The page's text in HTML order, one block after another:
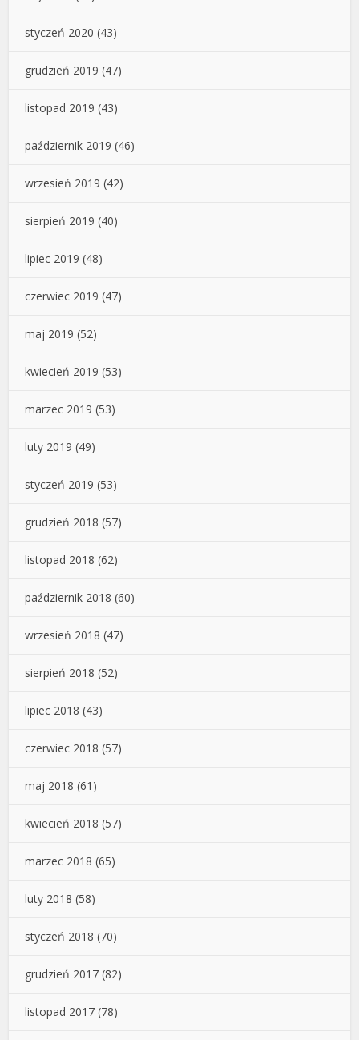
styczeń 2020 (43)
grudzień 2019 (47)
listopad 2019 (43)
październik 2019 (46)
wrzesień 2019 (42)
sierpień 2019 (40)
lipiec 2019 (48)
czerwiec 2019 (47)
maj 2019 (52)
kwiecień 2019 (53)
marzec 2019 (53)
luty 2019 (49)
styczeń 2019 (53)
grudzień 2018 (57)
listopad 2018 (62)
październik 2018 (60)
wrzesień 2018 (47)
sierpień 2018 (52)
lipiec 2018 (43)
czerwiec 2018 (57)
maj 2018 (61)
kwiecień 2018 (57)
marzec 2018 (65)
luty 2018 (58)
styczeń 2018 (70)
grudzień 2017 (82)
listopad 2017 (78)